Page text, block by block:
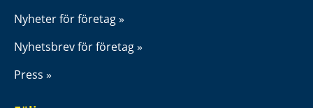
Nyheter för företag
Nyhetsbrev för företag
Press